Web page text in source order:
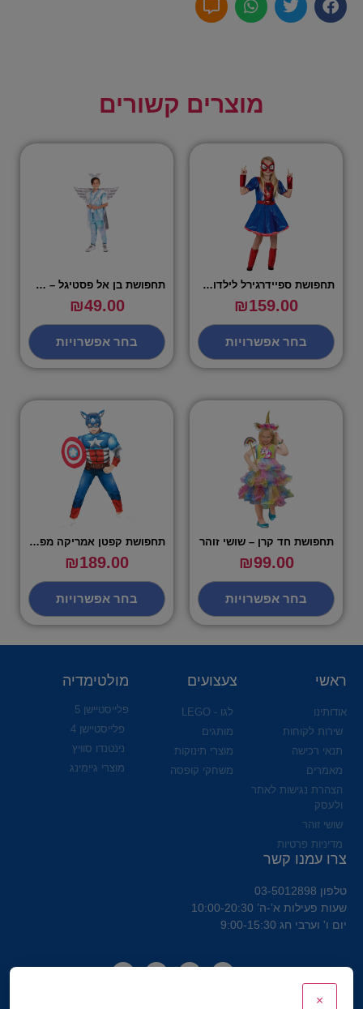
מוצרים קשורים
תחפושת ספיידרגירל לילדות – שושי זוהר
₪159.00
בחר אפשרויות
תחפושת בן אל פסטיגל – שושי זוהר
₪49.00
בחר אפשרויות
תחפושת חד קרן – שושי זוהר
₪99.00
בחר אפשרויות
תחפושת קפטן אמריקה מפואר – שושי זוהר
₪189.00
בחר אפשרויות
ראשי
אודותינו
שירות לקוחות
תנאי רכישה
מאמרים
הצהרת נגישות לאתר
ולעסק
שושי זוהר
מדיניות פרטיות
צעצועים
לגו - LEGO
מותגים
מוצרי תינוקות
משחקי קופסה
מולטימדיה
פלייסטיישן 5
פלייסטיישן 4
נינטנדו סוויץ
מוצרי גיימינג
צרו עמנו קשר
טלפון 03-5012898
שעות פעילות א’-ה’ 10:00-20:30
יום ו' וערבי חג 9:00-15:30
×